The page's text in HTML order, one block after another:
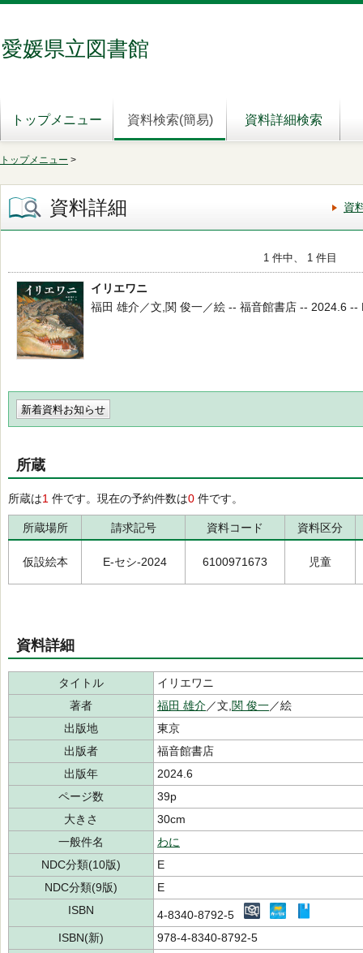
愛媛県立図書館
トップメニュー 資料検索(簡易) 資料詳細検索
トップメニュー >
資料詳細 資
1 件中、 1 件目
イリエワニ
福田 雄介／文,関 俊一／絵 -- 福音館書店 -- 2024.6 --
新着資料お知らせ
所蔵
所蔵は1 件です。現在の予約件数は0 件です。
所蔵場所 請求記号 資料コード 資料区分
仮設絵本 E-セシ-2024 6100971673 児童
資料詳細
タイトル
イリエワニ
著者
福田 雄介／文, 関 俊一／絵
出版地
東京
出版者
福音館書店
出版年
2024.6
ページ数
39p
大きさ
30cm
一般件名
わに
NDC分類(10版)
E
NDC分類(9版)
E
ISBN
4-8340-8792-5
ISBN(新)
978-4-8340-8792-5